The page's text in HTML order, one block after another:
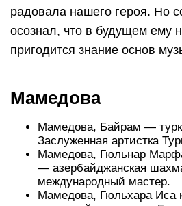
радовала нашего героя. Но
осознал, что в будущем ему
пригодится знание основ
Мамедова
Мамедова, Байрам —
Заслуженная артистка
Мамедова, Гюльнар
— азербайджанская
международный мастер.
Мамедова, Гюльхара